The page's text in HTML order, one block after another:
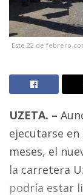
Este 22 de febrero
UZETA. –
ejecutarse
meses, el
la carretera
podría estar